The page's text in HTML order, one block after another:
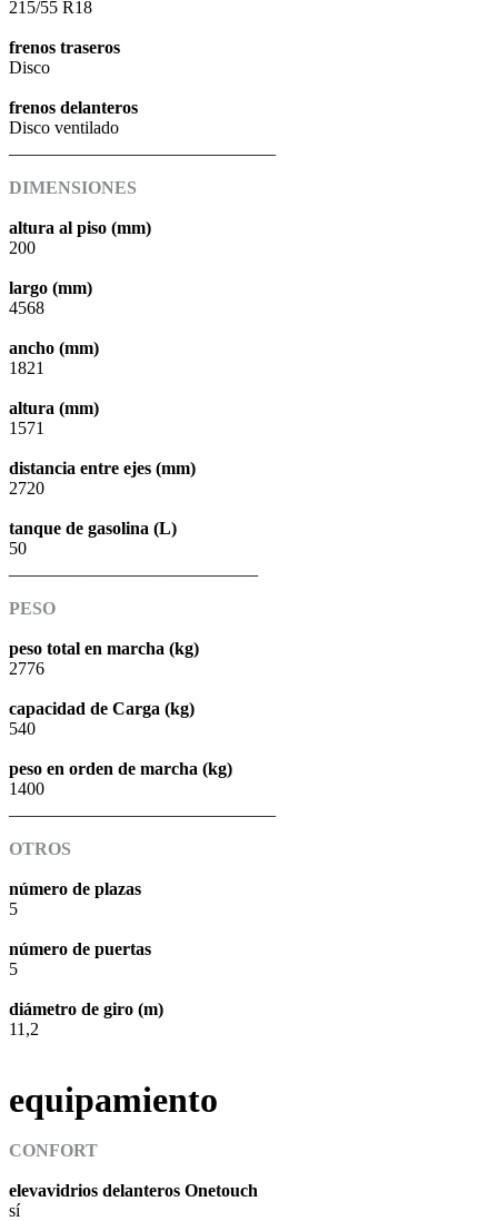
215/55 R18
frenos traseros
Disco
frenos delanteros
Disco ventilado
DIMENSIONES
altura al piso (mm)
200
largo (mm)
4568
ancho (mm)
1821
altura (mm)
1571
distancia entre ejes (mm)
2720
tanque de gasolina (L)
50
PESO
peso total en marcha (kg)
2776
capacidad de Carga (kg)
540
peso en orden de marcha (kg)
1400
OTROS
número de plazas
5
número de puertas
5
diámetro de giro (m)
11,2
equipamiento
CONFORT
elevavidrios delanteros Onetouch
sí